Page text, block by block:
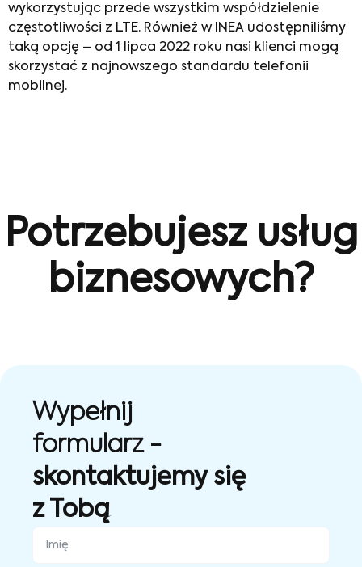
wykorzystując przede wszystkim współdzielenie
częstotliwości z LTE. Również w INEA udostępniliśmy
taką opcję – od 1 lipca 2022 roku nasi klienci mogą
skorzystać z najnowszego standardu telefonii
mobilnej.
Potrzebujesz usług
biznesowych?
Wypełnij
formularz -
skontaktujemy się
z Tobą